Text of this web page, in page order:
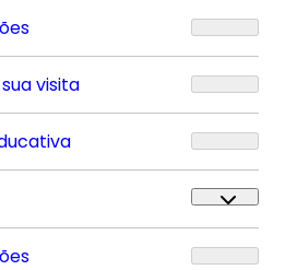
visita